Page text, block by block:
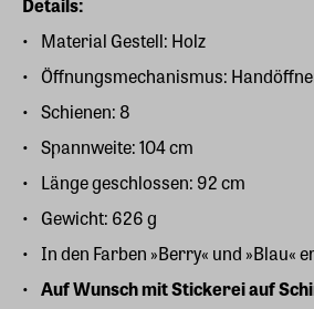
Material Gestell: Holz
Öffnungsmechanismus:
Schienen: 8
Spannweite: 104 cm
Länge geschlossen: 92 cm
Gewicht: 626 g
In den Farben »Berry« und »Blau«
Auf Wunsch mit Stickerei auf